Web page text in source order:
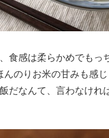
食感は柔らかめでもっ
んのりお米の甘みも感
だなんて、言わなけれ